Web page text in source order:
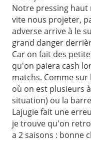
Notre pressing
vite nous projeter,
adverse arrive à le
grand danger
Car on fait des
qu'on paiera cash
matchs. Comme
où on est plusieurs
situation) ou la
Lajugie fait une
je trouve qu'on
a 2 saisons : bonne